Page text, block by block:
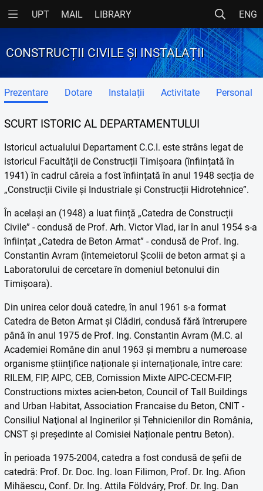
UPT MAIL LIBRARY ENG
CONSTRUCȚII CIVILE ȘI INSTALAȚII
Prezentare Dotare Instalații Activitate Personal
SCURT ISTORIC AL DEPARTAMENTULUI
Istoricul actualului Departament C.C.I. este strâns legat de
istoricul Facultății de Construcții Timișoara (înființată în
1941) în cadrul căreia a fost înființată în anul 1948 secția de
„Construcții Civile și Industriale și Construcții Hidrotehnice”.
În același an (1948) a luat ființă „Catedra de Construcții
Civile” - condusă de Prof. Arh. Victor Vlad, iar în anul 1954 s-a
înființat „Catedra de Beton Armat” - condusă de Prof. Ing.
Constantin Avram (întemeietorul Școlii de beton armat și a
Laboratorului de cercetare în domeniul betonului din
Timișoara).
Din unirea celor două catedre, în anul 1961 s-a format
Catedra de Beton Armat și Clădiri, condusă fără întrerupere
până în anul 1975 de Prof. Ing. Constantin Avram (M.C. al
Academiei Române din anul 1963 și membru a numeroase
organisme științifice naționale și internaționale, între care:
RILEM, FIP, AIPC, CEB, Comission Mixte AIPC-CECM-FIP,
Constructions mixtes acien-beton, Council of Tall Buildings
and Urban Habitat, Association Francaise du Beton, CNIT -
Consiliul Naţional al Inginerilor și Tehnicienilor din România,
CNST și președinte al Comisiei Naționale pentru Beton).
În perioada 1975-2004, catedra a fost condusă de șefii de
catedră: Prof. Dr. Doc. Ing. Ioan Filimon, Prof. Dr. Ing. Afion
Mihăescu, Conf. Dr. Ing. Attila Földváry, Prof. Dr. Ing. Dan